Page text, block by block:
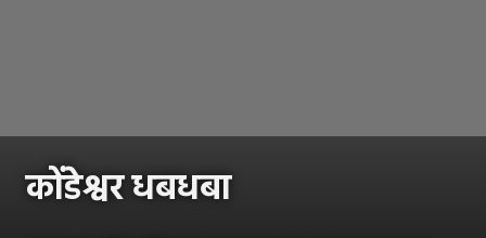
कोंडेश्वर धबधबा